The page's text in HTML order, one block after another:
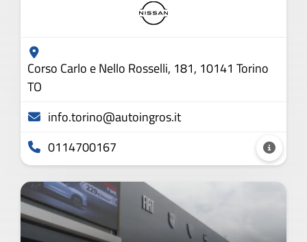
Corso Carlo e Nello Rosselli, 181, 10141 Torino
TO
info.torino@autoingros.it
0114700167